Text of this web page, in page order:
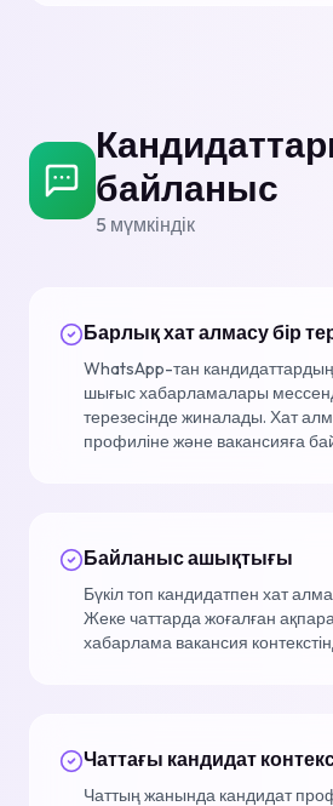
байланыс
5 мүмкіндік
Барлық хат алмасу бір
WhatsApp-тан кандидаттардың
шығыс хабарламалары
терезесінде жиналады. Хат
профиліне және вакансияға
Байланыс ашықтығы
Бүкіл топ кандидатпен хат
Жеке чаттарда жоғалған
хабарлама вакансия
Чаттағы кандидат
Чаттың жанында кандидат